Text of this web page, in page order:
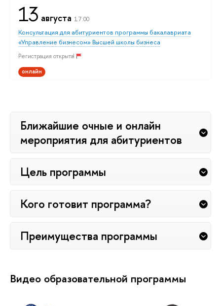
13 августа 17:00
Консультация для абитуриентов программы бакалавриата
«Управление бизнесом» Высшей школы бизнеса
Регистрация открыта!
онлайн
Ближайшие очные и онлайн
мероприятия для абитуриентов
Цель программы
Кого готовит программа?
Преимущества программы
Видео образовательной программы